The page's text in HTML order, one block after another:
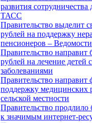
развития сотрудничества
ТАСС
Правительство выделит
рублей на поддержку
пенсионеров – Ведомости
Правительство направит
рублей на лечение детей
заболеваниями
Правительство направит
поддержку медицинских
сельской местности
Правительство продлило
к значимым интернет-